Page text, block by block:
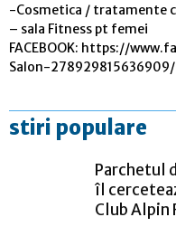
-Cosmetica / tratamente
– sala Fitness pt femei
FACEBOOK: https://
Salon-278929815636909/
stiri populare
Parchetul
îl
Club Alpin